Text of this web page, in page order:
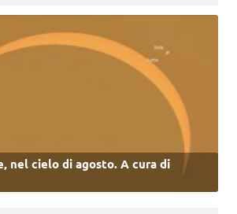
nel cielo di agosto. A cura di